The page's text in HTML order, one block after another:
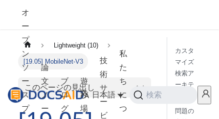
オ
ー
プ
ン
ソ
ー
ス
プ
論
文
ノ
ー
ブ
ロ
グ
遊
び
場
技
術
サ
ー
ビ
私
た
ち
に
つ
日本語 検索
Lightweight (10)
[19.05] MobileNet-V3
このページの見出し
カスタ
マイズ
検索ア
ーキテ
問題の